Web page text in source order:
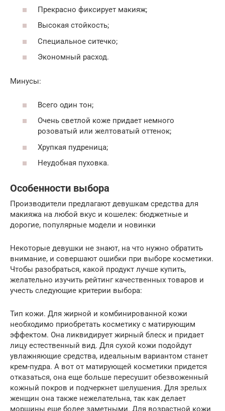
Прекрасно фиксирует макияж;
Высокая стойкость;
Специальное ситечко;
Экономный расход.
Минусы:
Всего один тон;
Очень светлой коже придает немного
розоватый или желтоватый оттенок;
Хрупкая пудреница;
Неудобная пуховка.
Особенности выбора
Производители предлагают девушкам средства для
макияжа на любой вкус и кошелек: бюджетные и
дорогие, популярные модели и новинки
Некоторые девушки не знают, на что нужно обратить
внимание, и совершают ошибки при выборе косметики.
Чтобы разобраться, какой продукт лучше купить,
желательно изучить рейтинг качественных товаров и
учесть следующие критерии выбора:
Тип кожи. Для жирной и комбинированной кожи
необходимо приобретать косметику с матирующим
эффектом. Она ликвидирует жирный блеск и придает
лицу естественный вид. Для сухой кожи подойдут
увлажняющие средства, идеальным вариантом станет
крем-пудра. А вот от матирующей косметики придется
отказаться, она еще больше пересушит обезвоженный
кожный покров и подчеркнет шелушения. Для зрелых
женщин она также нежелательна, так как делает
морщины еще более заметными. Для возрастной кожи